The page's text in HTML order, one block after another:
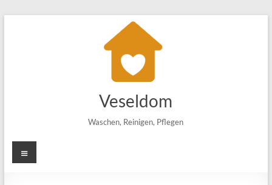
Veseldom
Waschen, Reinigen, Pflegen
Menü